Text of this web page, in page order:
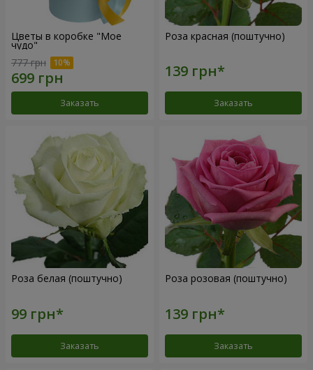
Цветы в коробке "Мое
чудо"
777 грн
Заказать
Роза красная (поштучно)
Заказать
Роза белая (поштучно)
Заказать
Роза розовая (поштучно)
Заказать